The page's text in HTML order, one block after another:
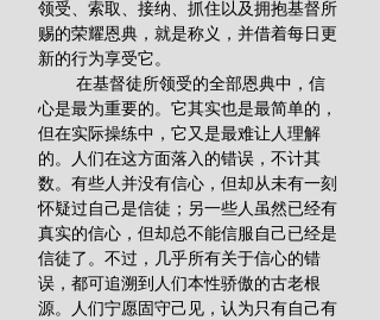
领受、索取、接纳、抓住以及拥抱基督所
赐的荣耀恩典，就是称义，并借着每日更
新的行为享受它。
心是最为重要的。它其实也是最简单的，
但在实际操练中，它又是最难让人理解
的。人们在这方面落入的错误，不计其
数。有些人并没有信心，但却从未有一刻
怀疑过自己是信徒；另一些人虽然已经有
真实的信心，但却总不能信服自己已经是
信徒了。不过，几乎所有关于信心的错
误，都可追溯到人们本性骄傲的古老根
源。人们宁愿固守己见，认为只有自己有